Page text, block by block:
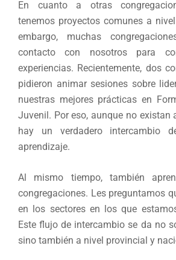
En cuanto a otras
tenemos proyectos comunes a
embargo, muchas
contacto con nosotros para
experiencias. Recientemente, dos
pidieron animar sesiones sobre
nuestras mejores prácticas en
Juvenil. Por eso, aunque no existan
hay un verdadero intercambio
aprendizaje.
Al mismo tiempo, también
congregaciones. Les preguntamos
en los sectores en los que
Este flujo de intercambio se da no
sino también a nivel provincial y